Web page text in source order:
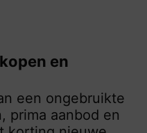
en
een ongebruikte
prima aanbod en